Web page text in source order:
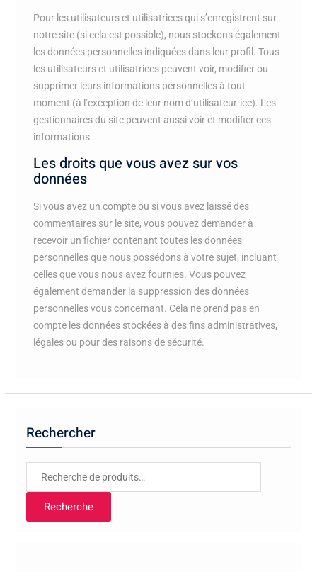
Pour les utilisateurs et utilisatrices qui s’enregistrent sur
notre site (si cela est possible), nous stockons également
les données personnelles indiquées dans leur profil. Tous
les utilisateurs et utilisatrices peuvent voir, modifier ou
supprimer leurs informations personnelles à tout
moment (à l’exception de leur nom d’utilisateur·ice). Les
gestionnaires du site peuvent aussi voir et modifier ces
informations.
Les droits que vous avez sur vos
données
Si vous avez un compte ou si vous avez laissé des
commentaires sur le site, vous pouvez demander à
recevoir un fichier contenant toutes les données
personnelles que nous possédons à votre sujet, incluant
celles que vous nous avez fournies. Vous pouvez
également demander la suppression des données
personnelles vous concernant. Cela ne prend pas en
compte les données stockées à des fins administratives,
légales ou pour des raisons de sécurité.
Rechercher
Recherche